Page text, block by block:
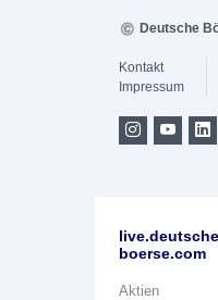
Deutsche
Kontakt
Impressum
boerse.com
Aktien